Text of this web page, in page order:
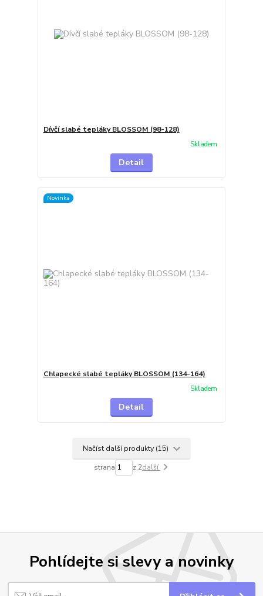
Dívčí slabé tepláky BLOSSOM (98-128)
Skladem
Detail
Novinka
Chlapecké slabé tepláky BLOSSOM (134-164)
Skladem
Detail
Načíst další produkty (15)
strana z 2další
Pohlídejte si slevy a novinky